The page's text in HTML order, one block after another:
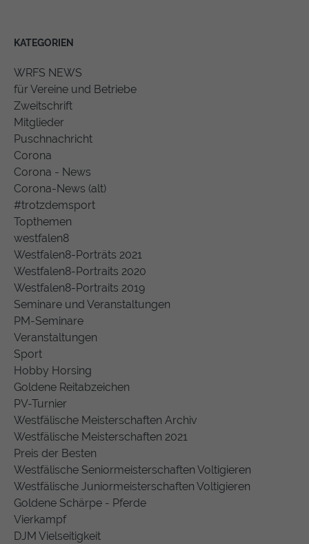
KATEGORIEN
WRFS NEWS
für Vereine und Betriebe
Zweitschrift
Mitglieder
Puschnachricht
Corona
Corona - News
Corona-News (alt)
#trotzdemsport
Topthemen
westfalen8
Westfalen8-Porträts 2021
Westfalen8-Portraits 2020
Westfalen8-Portraits 2019
Seminare und Veranstaltungen
PM-Seminare
Veranstaltungen
Sport
Hobby Horsing
Goldene Reitabzeichen
PV-Turnier
Westfälische Meisterschaften Archiv
Westfälische Meisterschaften 2021
Preis der Besten
Westfälische Seniormeisterschaften Voltigieren
Westfälische Juniormeisterschaften Voltigieren
Goldene Schärpe - Pferde
Vierkampf
DJM Vielseitigkeit